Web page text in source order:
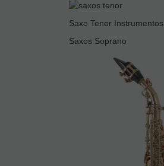
Saxo Tenor Instrumentos
Saxos Soprano